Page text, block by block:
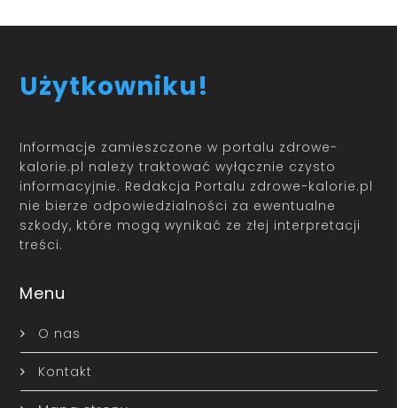
Użytkowniku!
Informacje zamieszczone w portalu zdrowe-
kalorie.pl należy traktować wyłącznie czysto
informacyjnie. Redakcja Portalu zdrowe-kalorie.pl
nie bierze odpowiedzialności za ewentualne
szkody, które mogą wynikać ze złej interpretacji
treści.
Menu
O nas
Kontakt